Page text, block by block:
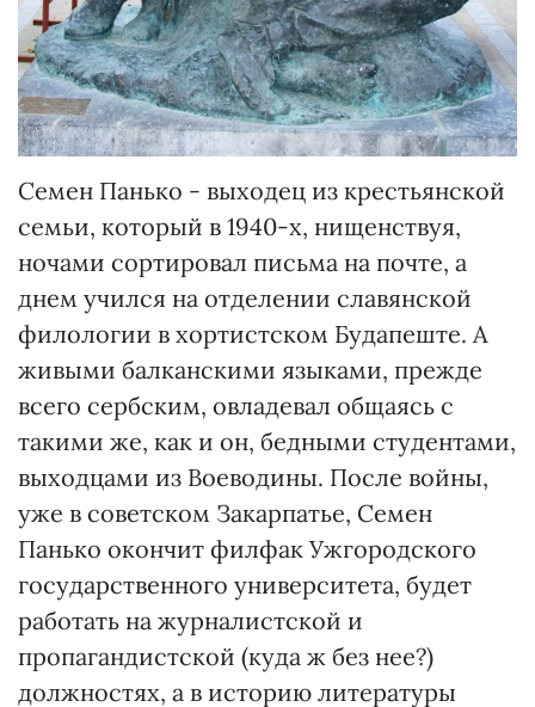
Семен Панько - выходец из крестьянской
семьи, который в 1940-х, нищенствуя,
ночами сортировал письма на почте, а
днем учился на отделении славянской
филологии в хортистском Будапеште. А
живыми балканскими языками, прежде
всего сербским, овладевал общаясь с
такими же, как и он, бедными студентами,
выходцами из Воеводины. После войны,
уже в советском Закарпатье, Семен
Панько окончит филфак Ужгородского
государственного университета, будет
работать на журналистской и
пропагандистской (куда ж без нее?)
должностях, а в историю литературы